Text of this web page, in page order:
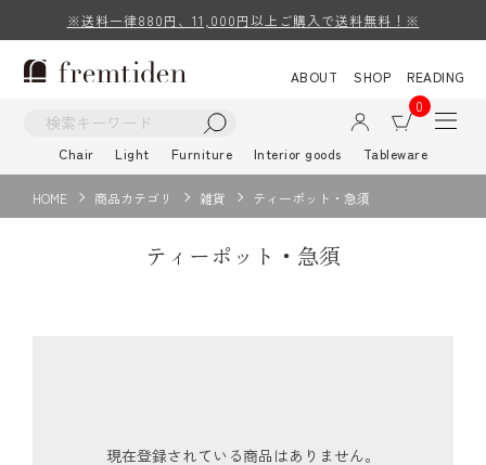
※送料一律880円、11,000円以上ご購入で送料無料！※
ABOUT SHOP
READING
0
Chair Light Furniture Interior goods Tableware
HOME 商品カテゴリ 雑貨 ティーポット・急須
ティーポット・急須
現在登録されている商品はありません。